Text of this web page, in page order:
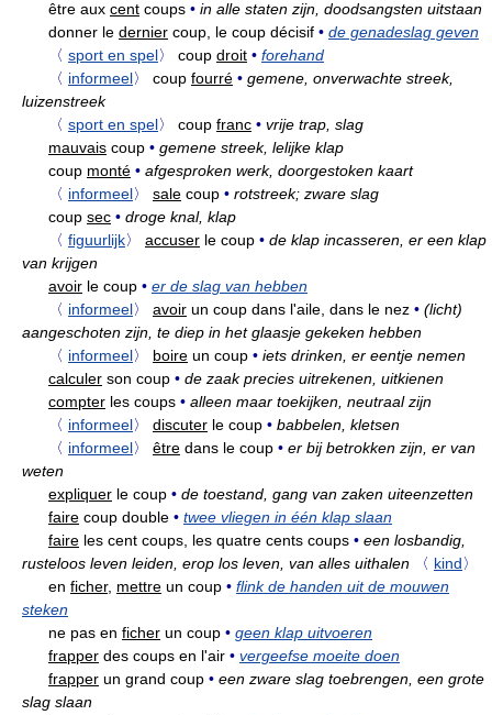
être aux cent coups • in alle staten zijn, doodsangsten uitstaan
donner le dernier coup, le coup décisif • de genadeslag geven
〈 sport en spel〉 coup droit • forehand
〈 informeel〉 coup fourré • gemene, onverwachte streek,
luizenstreek
〈 sport en spel〉 coup franc • vrije trap, slag
mauvais coup • gemene streek, lelijke klap
coup monté • afgesproken werk, doorgestoken kaart
〈 informeel〉 sale coup • rotstreek; zware slag
coup sec • droge knal, klap
〈 figuurlijk〉 accuser le coup • de klap incasseren, er een klap
van krijgen
avoir le coup • er de slag van hebben
〈 informeel〉 avoir un coup dans l'aile, dans le nez • (licht)
aangeschoten zijn, te diep in het glaasje gekeken hebben
〈 informeel〉 boire un coup • iets drinken, er eentje nemen
calculer son coup • de zaak precies uitrekenen, uitkienen
compter les coups • alleen maar toekijken, neutraal zijn
〈 informeel〉 discuter le coup • babbelen, kletsen
〈 informeel〉 être dans le coup • er bij betrokken zijn, er van
weten
expliquer le coup • de toestand, gang van zaken uiteenzetten
faire coup double • twee vliegen in één klap slaan
faire les cent coups, les quatre cents coups • een losbandig,
rusteloos leven leiden, erop los leven, van alles uithalen
〈 kind〉
en ficher, mettre un coup • flink de handen uit de mouwen
steken
ne pas en ficher un coup • geen klap uitvoeren
frapper des coups en l'air • vergeefse moeite doen
frapper un grand coup • een zware slag toebrengen, een grote
slag slaan